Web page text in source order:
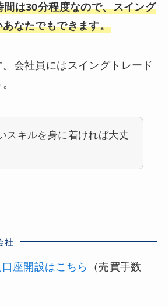
間は30分程度なので、スイング
なたでもできます。
会社員にはスイングトレード
スキルを身に着ければ大丈
社
座開設はこちら
（売買手数